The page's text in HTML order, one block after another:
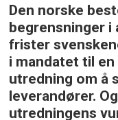
Den norske
begrensninger
frister
i mandatet til
utredning om å
leverandører.
utredningens